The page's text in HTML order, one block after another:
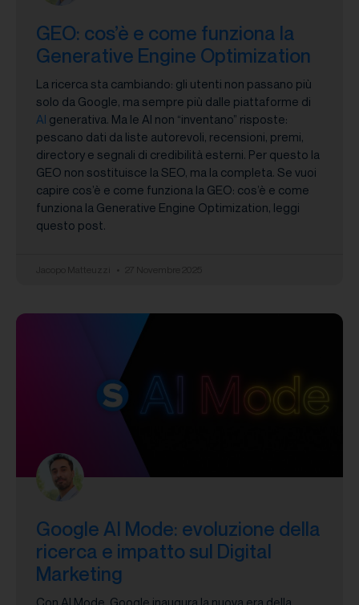
GEO: cos’è e come funziona la
Generative Engine Optimization
La ricerca sta cambiando: gli utenti non passano più
solo da Google, ma sempre più dalle piattaforme di
AI generativa. Ma le AI non “inventano” risposte:
pescano dati da liste autorevoli, recensioni, premi,
directory e segnali di credibilità esterni. Per questo la
GEO non sostituisce la SEO, ma la completa. Se vuoi
capire cos’è e come funziona la GEO: cos’è e come
funziona la Generative Engine Optimization, leggi
questo post.
Google AI Mode: evoluzione della
ricerca e impatto sul Digital
Marketing
Con AI Mode, Google inaugura la nuova era della